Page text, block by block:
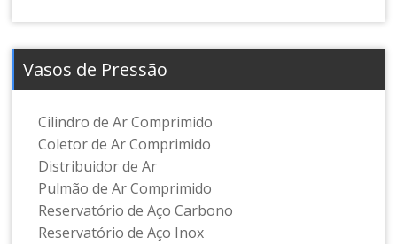
Vasos de Pressão
Cilindro de Ar Comprimido
Coletor de Ar Comprimido
Distribuidor de Ar
Pulmão de Ar Comprimido
Reservatório de Aço Carbono
Reservatório de Aço Inox